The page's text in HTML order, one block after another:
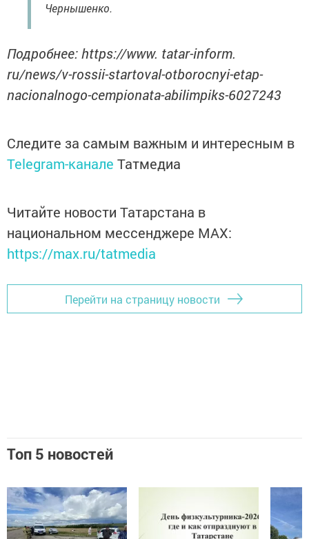
Чернышенко.
Подробнее: https://www. tatar-inform.
ru/news/v-rossii-startoval-otborocnyi-etap-
nacionalnogo-cempionata-abilimpiks-6027243
Следите за самым важным и интересным в
Telegram-канале Татмедиа
Читайте новости Татарстана в
национальном мессенджере MАХ:
https://max.ru/tatmedia
Перейти на страницу новости
Топ 5 новостей